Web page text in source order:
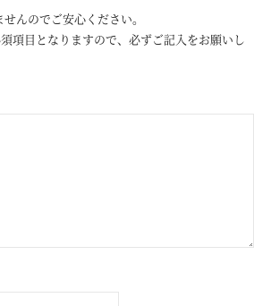
んのでご安心ください。
項目となりますので、必ずご記入をお願いし